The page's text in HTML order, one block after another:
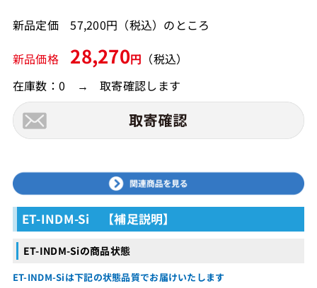
新品定価 57,200円（税込）のところ
新品価格 28,270円 （税込）
在庫数：0 → 取寄確認します
ET-INDM-Si 【補足説明】
ET-INDM-Siの商品状態
ET-INDM-Siは下記の状態品質でお届けいたします